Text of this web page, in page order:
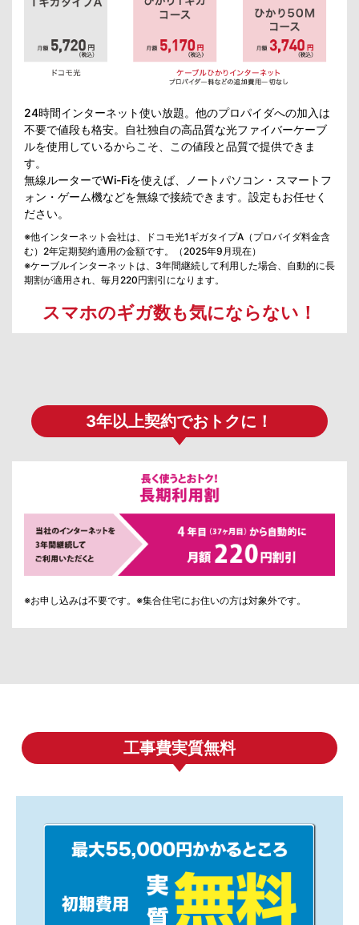
24時間インターネット使い放題。他のプロパイダへの加入は
不要で値段も格安。自社独自の高品質な光ファイバーケーブ
ルを使用しているからこそ、この値段と品質で提供できま
す。
無線ルーターでWi-Fiを使えば、ノートパソコン・スマートフ
ォン・ゲーム機などを無線で接続できます。設定もお任せく
ださい。
※他インターネット会社は、ドコモ光1ギガタイプA（プロバイダ料金含
む）2年定期契約適用の金額です。（2025年9月現在）
※ケーブルインターネットは、3年間継続して利用した場合、自動的に長
期割が適用され、毎月220円割引になります。
スマホのギガ数も気にならない！
3年以上契約でおトクに！
※お申し込みは不要です。※集合住宅にお住いの方は対象外です。
工事費実質無料